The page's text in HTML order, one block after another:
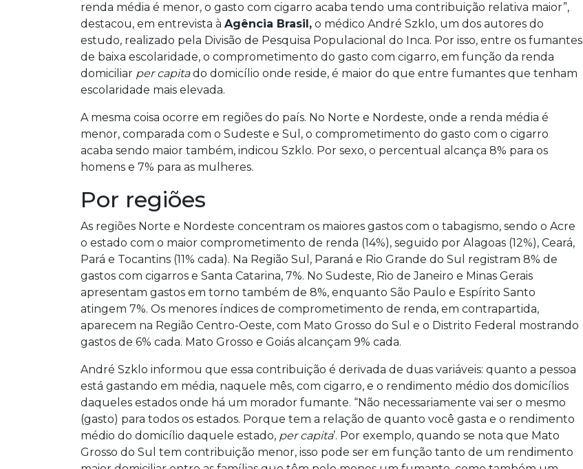
renda média é menor, o gasto com cigarro acaba tendo uma contribuição relativa maior”,
destacou, em entrevista à Agência Brasil, o médico André Szklo, um dos autores do
estudo, realizado pela Divisão de Pesquisa Populacional do Inca. Por isso, entre os fumantes
de baixa escolaridade, o comprometimento do gasto com cigarro, em função da renda
domiciliar per capitado domicílio onde reside, é maior do que entre fumantes que tenham
escolaridade mais elevada.
A mesma coisa ocorre em regiões do país. No Norte e Nordeste, onde a renda média é
menor, comparada com o Sudeste e Sul, o comprometimento do gasto com o cigarro
acaba sendo maior também, indicou Szklo. Por sexo, o percentual alcança 8% para os
homens e 7% para as mulheres.
Por regiões
As regiões Norte e Nordeste concentram os maiores gastos com o tabagismo, sendo o Acre
o estado com o maior comprometimento de renda (14%), seguido por Alagoas (12%), Ceará,
Pará e Tocantins (11% cada). Na Região Sul, Paraná e Rio Grande do Sul registram 8% de
gastos com cigarros e Santa Catarina, 7%. No Sudeste, Rio de Janeiro e Minas Gerais
apresentam gastos em torno também de 8%, enquanto São Paulo e Espírito Santo
atingem 7%. Os menores índices de comprometimento de renda, em contrapartida,
aparecem na Região Centro-Oeste, com Mato Grosso do Sul e o Distrito Federal mostrando
gastos de 6% cada. Mato Grosso e Goiás alcançam 9% cada.
André Szklo informou que essa contribuição é derivada de duas variáveis: quanto a pessoa
está gastando em média, naquele mês, com cigarro, e o rendimento médio dos domicílios
daqueles estados onde há um morador fumante. “Não necessariamente vai ser o mesmo
(gasto) para todos os estados. Porque tem a relação de quanto você gasta e o rendimento
médio do domicílio daquele estado, per capita’. Por exemplo, quando se nota que Mato
Grosso do Sul tem contribuição menor, isso pode ser em função tanto de um rendimento